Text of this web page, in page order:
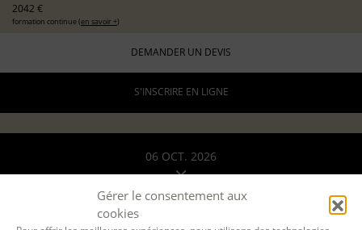
Gérer le consentement aux
cookies
2042 €
formation continue (en savoir +)
DEMANDER UN DEVIS
S'INSCRIRE EN LIGNE
06 OCT. 2026
A DISTANCE